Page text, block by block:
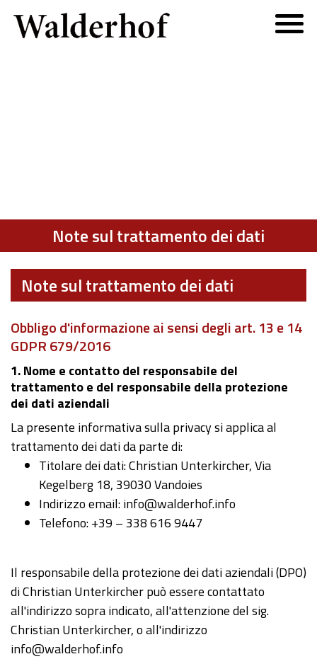
Note sul trattamento dei dati
Note sul trattamento dei dati
Obbligo d'informazione ai sensi degli art. 13 e 14
GDPR 679/2016
1. Nome e contatto del responsabile del
trattamento e del responsabile della protezione
dei dati aziendali
La presente informativa sulla privacy si applica al
trattamento dei dati da parte di:
Titolare dei dati: Christian Unterkircher, Via
Kegelberg 18, 39030 Vandoies
Indirizzo email: info@walderhof.info
Telefono: +39 – 338 616 9447
Il responsabile della protezione dei dati aziendali (DPO)
di Christian Unterkircher può essere contattato
all'indirizzo sopra indicato, all'attenzione del sig.
Christian Unterkircher, o all'indirizzo
info@walderhof.info